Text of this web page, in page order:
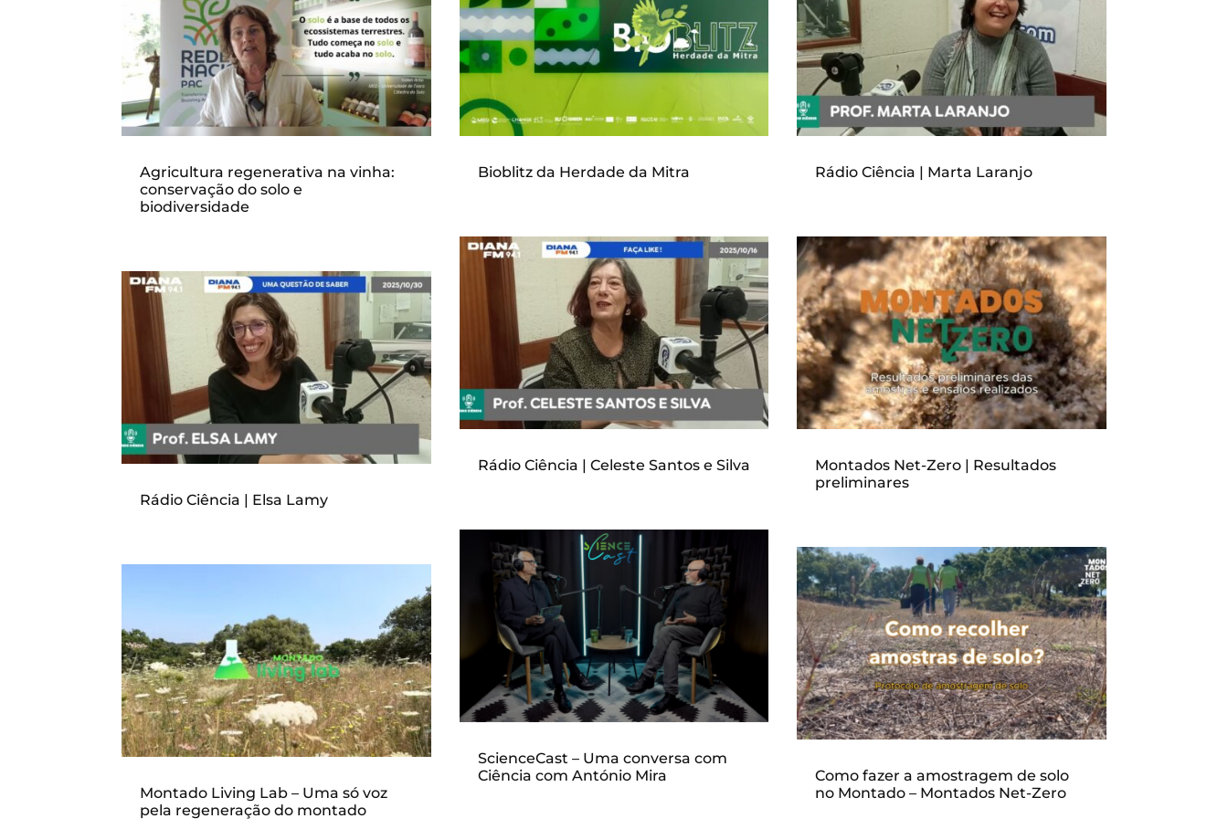
Agricultura regenerativa na vinha:
conservação do solo e
biodiversidade
Rádio Ciência | Elsa Lamy
Montado Living Lab – Uma só voz
pela regeneração do montado
Bioblitz da Herdade da Mitra
Rádio Ciência | Celeste Santos e Silva
ScienceCast – Uma conversa com
Ciência com António Mira
Rádio Ciência | Marta Laranjo
Montados Net-Zero | Resultados
preliminares
Como fazer a amostragem de solo
no Montado – Montados Net-Zero